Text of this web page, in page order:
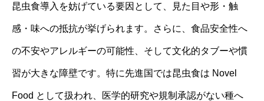
昆虫食導入を妨げている要因として、見た目や形・触
感・味への抵抗が挙げられます。さらに、食品安全性へ
の不安やアレルギーの可能性、そして文化的タブーや慣
習が大きな障壁です。特に先進国では昆虫食は Novel
Food として扱われ、医学的研究や規制承認がない種へ